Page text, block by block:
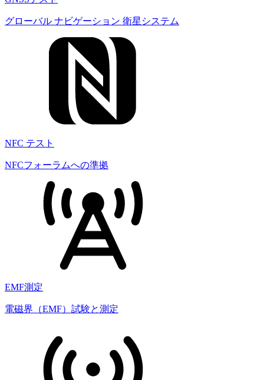
グローバル ナビゲーション 衛星システム
NFC テスト
NFCフォーラムへの準拠
EMF測定
電磁界（EMF）試験と測定